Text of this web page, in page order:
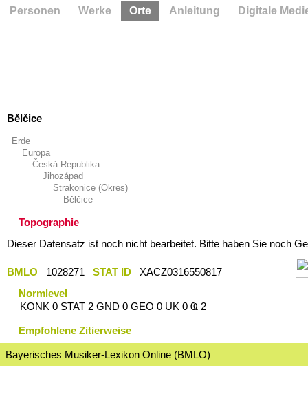
Bělčice
Erde
Europa
Česká Republika
Jihozápad
Strakonice (Okres)
Bělčice
Topographie
Dieser Datensatz ist noch nicht bearbeitet. Bitte haben Sie noch
BMLO 1028271 STAT ID
XACZ0316550817
Normlevel
KONK 0 STAT 2 GND 0 GEO 0 UK 0 Ҩ 2
Empfohlene Zitierweise
Bayerisches Musiker-Lexikon Online (BMLO)
Personen Werke Orte Anleitung Digitale